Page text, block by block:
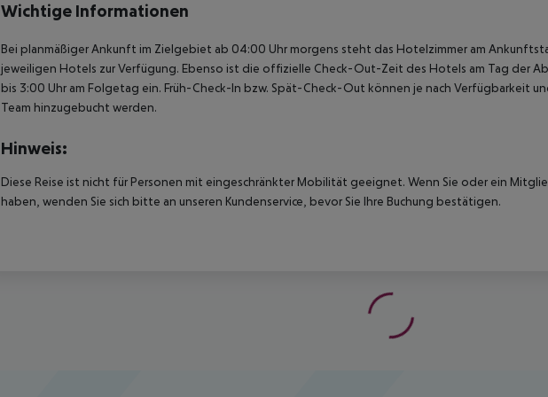
Wichtige Informationen
Bei planmäßiger Ankunft im Zielgebiet ab 04:00 Uhr morgens steht das Hotelzimmer am
jeweiligen Hotels zur Verfügung. Ebenso ist die offizielle Check-Out-Zeit des Hotels am Tag der
bis 3:00 Uhr am Folgetag ein. Früh-Check-In bzw. Spät-Check-Out können je nach Verfügbarkeit
Team hinzugebucht werden.
Hinweis:
Diese Reise ist nicht für Personen mit eingeschränkter Mobilität geeignet. Wenn Sie oder ein
haben, wenden Sie sich bitte an unseren Kundenservice, bevor Sie Ihre Buchung bestätigen.